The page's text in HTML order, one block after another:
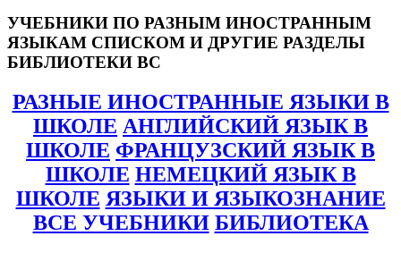
УЧЕБНИКИ ПО РАЗНЫМ ИНОСТРАННЫМ
ЯЗЫКАМ СПИСКОМ И ДРУГИЕ РАЗДЕЛЫ
БИБЛИОТЕКИ ВС
РАЗНЫЕ ИНОСТРАННЫЕ ЯЗЫКИ В
ШКОЛЕ АНГЛИЙСКИЙ ЯЗЫК В
ШКОЛЕ ФРАНЦУЗСКИЙ ЯЗЫК В
ШКОЛЕ НЕМЕЦКИЙ ЯЗЫК В
ШКОЛЕ ЯЗЫКИ И ЯЗЫКОЗНАНИЕ
ВСЕ УЧЕБНИКИ БИБЛИОТЕКА